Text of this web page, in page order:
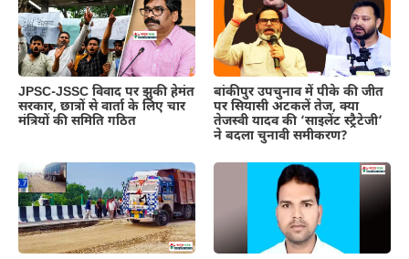
JPSC-JSSC विवाद पर झुकी हेमंत
सरकार, छात्रों से वार्ता के लिए चार
मंत्रियों की समिति गठित
बांकीपुर उपचुनाव में पीके की जीत
पर सियासी अटकलें तेज, क्या
तेजस्वी यादव की ‘साइलेंट स्ट्रैटेजी’
ने बदला चुनावी समीकरण?